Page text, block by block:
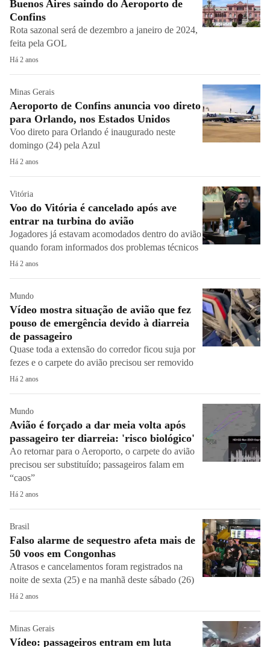
Buenos Aires saindo do Aeroporto de
Confins
Rota sazonal será de dezembro a janeiro de 2024,
feita pela GOL
Há 2 anos
Minas Gerais
Aeroporto de Confins anuncia voo direto
para Orlando, nos Estados Unidos
Voo direto para Orlando é inaugurado neste
domingo (24) pela Azul
Há 2 anos
Vitória
Voo do Vitória é cancelado após ave
entrar na turbina do avião
Jogadores já estavam acomodados dentro do avião
quando foram informados dos problemas técnicos
Há 2 anos
Mundo
Vídeo mostra situação de avião que fez
pouso de emergência devido à diarreia
de passageiro
Quase toda a extensão do corredor ficou suja por
fezes e o carpete do avião precisou ser removido
Há 2 anos
Mundo
Avião é forçado a dar meia volta após
passageiro ter diarreia: 'risco biológico'
Ao retornar para o Aeroporto, o carpete do avião
precisou ser substituído; passageiros falam em
“caos”
Há 2 anos
Brasil
Falso alarme de sequestro afeta mais de
50 voos em Congonhas
Atrasos e cancelamentos foram registrados na
noite de sexta (25) e na manhã deste sábado (26)
Há 2 anos
Minas Gerais
Vídeo: passageiros entram em luta